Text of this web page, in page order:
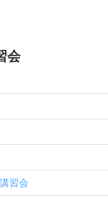
会
習会